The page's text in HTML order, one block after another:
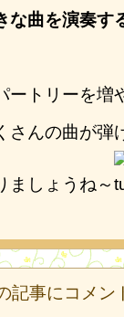
な曲を演奏す
ートリーを増
さんの曲が弾
ましょうね～
記事にコメン